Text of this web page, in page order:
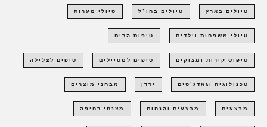
טיולים בארץ טיולים בחו"ל טיולי מערות
טיולי משפחות וילדים טיפוס הרים
טיפוס קירות ומצוקים טיפים למטיילים טיפים לצלילה
טכנולוגיה וגאדג'טים ירדן מבחני מוצרים
מבצעים מבצעים והנחות מצנחי רחיפה